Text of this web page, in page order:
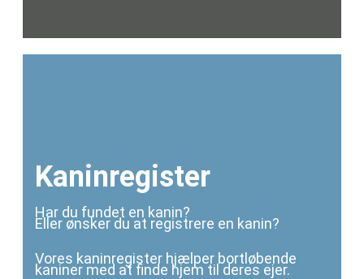
Kaninregister
Har du fundet en kanin?
Eller ønsker du at registrere en kanin?
Vores kaninregister hjælper bortløbende
kaniner med at finde hjem til deres ejer.